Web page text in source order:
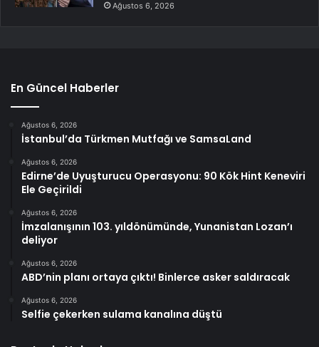
Ağustos 6, 2026
En Güncel Haberler
Ağustos 6, 2026
İstanbul’da Türkmen Mutfağı ve SamsaLand
Ağustos 6, 2026
Edirne’de Uyuşturucu Operasyonu: 90 Kök Hint Keneviri
Ele Geçirildi
Ağustos 6, 2026
İmzalanışının 103. yıldönümünde, Yunanistan Lozan’ı
deliyor
Ağustos 6, 2026
ABD’nin planı ortaya çıktı! Binlerce asker saldıracak
Ağustos 6, 2026
Selfie çekerken sulama kanalına düştü